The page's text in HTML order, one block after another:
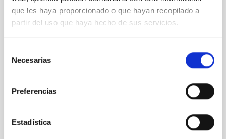
que les haya proporcionado o que hayan recopilado a
partir del uso que haya hecho de sus servicios.
Necesarias
Preferencias
Estadística
In a magnetically dominated model of star formation,
we expect to see alignments between the magnetic
field orientation of star-forming dense cores and the
cloud-scale magnetic field. A. Pandhi et al. showed
their angular momentum vectors appear random
Yin, Sean et al.